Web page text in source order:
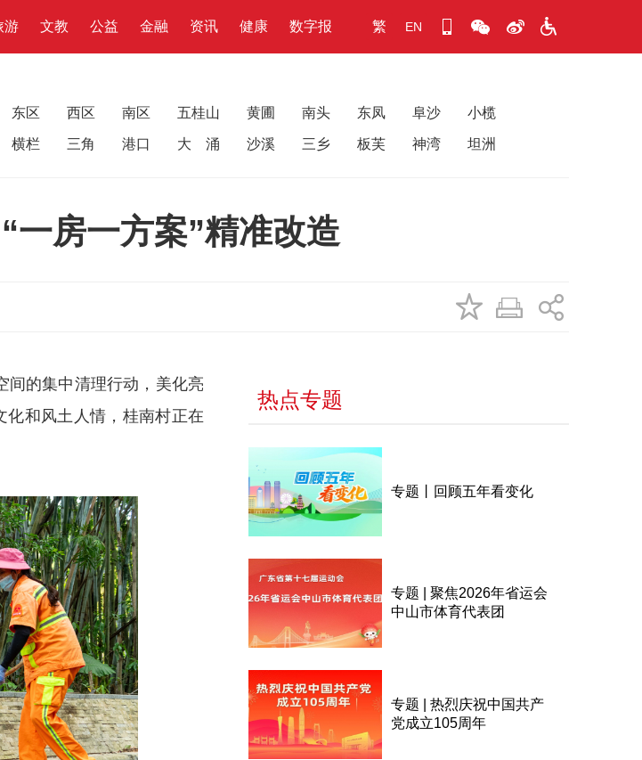
游 文教 公益 金融 资讯 健康 数字报 繁 EN
东区 西区 南区 五桂山 黄圃 南头 东凤 阜沙 小榄
横栏 三角 港口 大 涌 沙溪 三乡 板芙 神湾 坦洲
一房一方案”精准改造
间的集中清理行动，美化亮
和风土人情，桂南村正在
热点专题
专题丨回顾五年看变化
专题 | 聚焦2026年省运会
中山市体育代表团
专题 | 热烈庆祝中国共产
党成立105周年